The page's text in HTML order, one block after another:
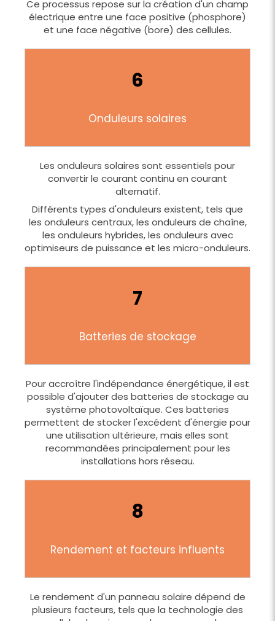
Ce processus repose sur la création d'un champ
électrique entre une face positive (phosphore)
et une face négative (bore) des cellules.
6
Onduleurs solaires
Les onduleurs solaires sont essentiels pour
convertir le courant continu en courant
alternatif.
Différents types d'onduleurs existent, tels que
les onduleurs centraux, les onduleurs de chaîne,
les onduleurs hybrides, les onduleurs avec
optimiseurs de puissance et les micro-onduleurs.
7
Batteries de stockage
Pour accroître l'indépendance énergétique, il est
possible d'ajouter des batteries de stockage au
système photovoltaïque. Ces batteries
permettent de stocker l'excédent d'énergie pour
une utilisation ultérieure, mais elles sont
recommandées principalement pour les
installations hors réseau.
8
Rendement et facteurs influents
Le rendement d'un panneau solaire dépend de
plusieurs facteurs, tels que la technologie des